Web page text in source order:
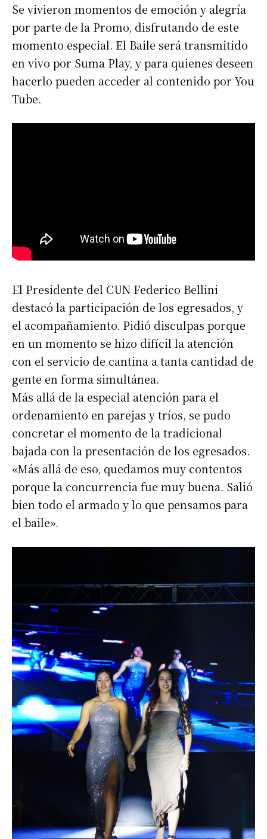
Se vivieron momentos de emoción y alegría
por parte de la Promo, disfrutando de este
momento especial. El Baile será transmitido
en vivo por Suma Play, y para quienes deseen
hacerlo pueden acceder al contenido por You
Tube.
El Presidente del CUN Federico Bellini
destacó la participación de los egresados, y
el acompañamiento. Pidió disculpas porque
en un momento se hizo difícil la atención
con el servicio de cantina a tanta cantidad de
gente en forma simultánea.
Más allá de la especial atención para el
ordenamiento en parejas y tríos, se pudo
concretar el momento de la tradicional
bajada con la presentación de los egresados.
«Más allá de eso, quedamos muy contentos
porque la concurrencia fue muy buena. Salió
bien todo el armado y lo que pensamos para
el baile».